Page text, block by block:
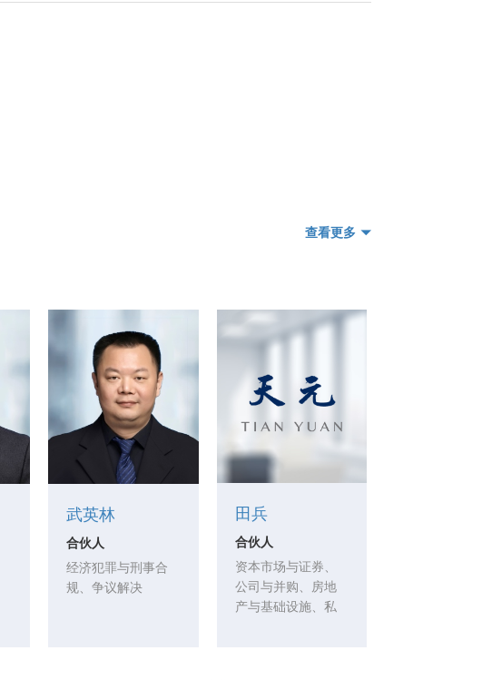
查看更多
武英林
合伙人
经济犯罪与刑事合
规、争议解决
田兵
合伙人
资本市场与证券、
公司与并购、房地
产与基础设施、私